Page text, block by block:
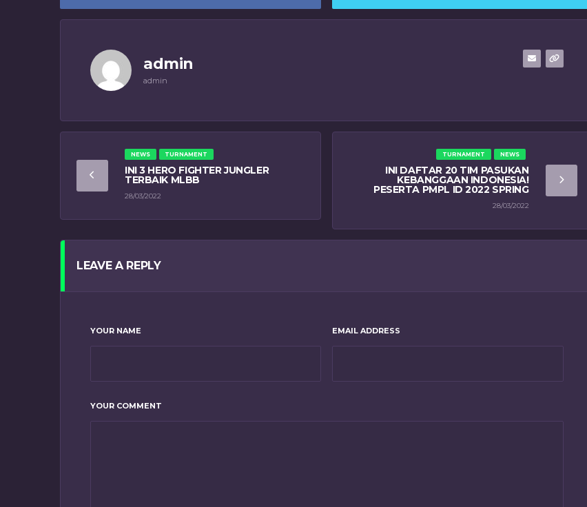
admin
admin
NEWS TURNAMENT
INI 3 HERO FIGHTER JUNGLER
TERBAIK MLBB
28/03/2022
NEWS
TURNAMENT
INI DAFTAR 20 TIM PASUKAN
KEBANGGAAN INDONESIA!
PESERTA PMPL ID 2022 SPRING
28/03/2022
LEAVE A REPLY
YOUR NAME EMAIL ADDRESS
YOUR COMMENT